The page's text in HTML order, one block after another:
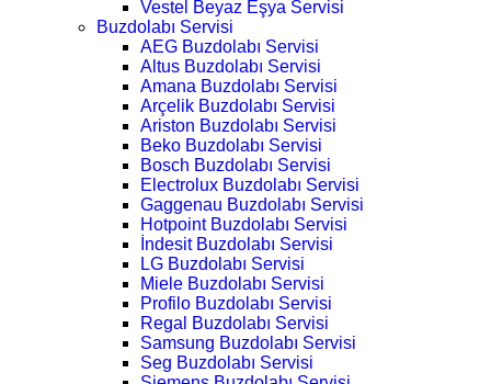
Vestel Beyaz Eşya Servisi
Buzdolabı Servisi
AEG Buzdolabı Servisi
Altus Buzdolabı Servisi
Amana Buzdolabı Servisi
Arçelik Buzdolabı Servisi
Ariston Buzdolabı Servisi
Beko Buzdolabı Servisi
Bosch Buzdolabı Servisi
Electrolux Buzdolabı Servisi
Gaggenau Buzdolabı Servisi
Hotpoint Buzdolabı Servisi
İndesit Buzdolabı Servisi
LG Buzdolabı Servisi
Miele Buzdolabı Servisi
Profilo Buzdolabı Servisi
Regal Buzdolabı Servisi
Samsung Buzdolabı Servisi
Seg Buzdolabı Servisi